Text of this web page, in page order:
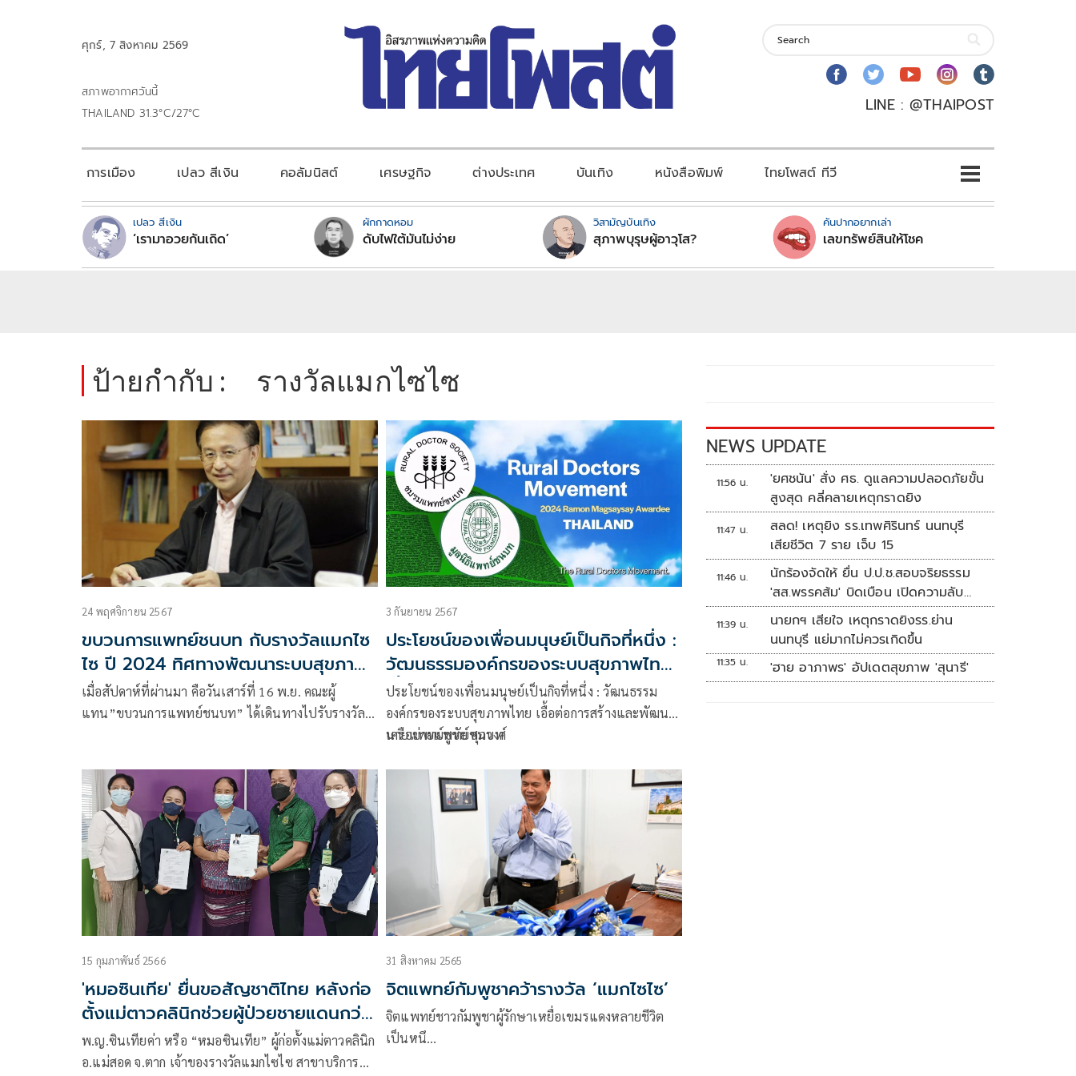
ศุกร์, 7 สิงหาคม 2569
สภาพอากาศวันนี้
THAILAND 31.3°C/27°C
LINE : @THAIPOST
การเมือง เปลว สีเงิน คอลัมนิสต์ เศรษฐกิจ ต่างประเทศ บันเทิง หนังสือพิมพ์ ไทยโพสต์ ทีวี
เปลว สีเงิน
‘เรามาอวยกันเถิด’
ผักกาดหอม
ดับไฟใต้มันไม่ง่าย
วิสามัญบันเทิง
สุภาพบุรุษผู้อาวุโส?
คันปากอยากเล่า
เลขทรัพย์สินให้โชค
ป้ายกำกับ : รางวัลแมกไซไซ
24 พฤศจิกายน 2567
ขบวนการแพทย์ชนบท กับรางวัลแมกไซ
ไซ ปี 2024 ทิศทางพัฒนาระบบสุขภาพ
ไทย
เมื่อสัปดาห์ที่ผ่านมา คือวันเสาร์ที่ 16 พ.ย. คณะผู้
แทน”ขบวนการแพทย์ชนบท” ได้เดินทางไปรับรางวัล
3 กันยายน 2567
ประโยชน์ของเพื่อนมนุษย์เป็นกิจที่หนึ่ง :
วัฒนธรรมองค์กรของระบบสุขภาพไทย
เอื้อต่อการสร้างและพัฒนาเครือข่าย
แพทย์ชนบท
ประโยชน์ของเพื่อนมนุษย์เป็นกิจที่หนึ่ง : วัฒนธรรม
องค์กรของระบบสุขภาพไทย เอื้อต่อการสร้างและพัฒนา
เครือข่ายแพทย์ชนบท
นายแพทย์ชูชัย ศุภวงศ์
15 กุมภาพันธ์ 2566
'หมอซินเทีย' ยื่นขอสัญชาติไทย หลังก่อ
ตั้งแม่ตาวคลินิกช่วยผู้ป่วยชายแดนกว่า
30 ปี
พ.ญ.ซินเทียค่า หรือ “หมอซินเทีย” ผู้ก่อตั้งแม่ตาวคลินิก
อ.แม่สอด จ.ตาก เจ้าของรางวัลแมกไซไซ สาขาบริการ
31 สิงหาคม 2565
จิตแพทย์กัมพูชาคว้ารางวัล ‘แมกไซไซ’
จิตแพทย์ชาวกัมพูชาผู้รักษาเหยื่อเขมรแดงหลายชีวิต
เป็นหนึ…
NEWS UPDATE
11:56 น.
'ยศชนัน' สั่ง ศธ. ดูแลความปลอดภัยขั้น
สูงสุด คลี่คลายเหตุกราดยิง
11:47 น.
สลด! เหตุยิง รร.เทพศิรินทร์ นนทบุรี
เสียชีวิต 7 ราย เจ็บ 15
11:46 น.
นักร้องจัดให้ ยื่น ป.ป.ช.สอบจริยธรรม
'สส.พรรคส้ม' บิดเบือน เปิดความลับ
'บังเกอร์ทหาร'
11:39 น.
นายกฯ เสียใจ เหตุกราดยิงรร.ย่าน
นนทบุรี แย่มากไม่ควรเกิดขึ้น
11:35 น. 'ฮาย อาภาพร' อัปเดตสุขภาพ 'สุนารี'